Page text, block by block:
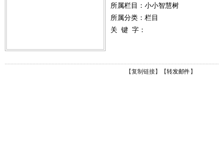
所属栏目： 小小智慧树
所属分类：栏目
关 键 字：
【复制链接】【转发邮件 】